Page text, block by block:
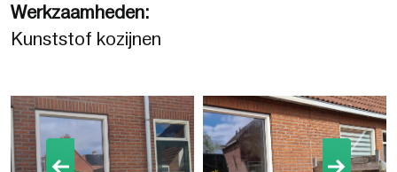
Werkzaamheden:
Kunststof kozijnen